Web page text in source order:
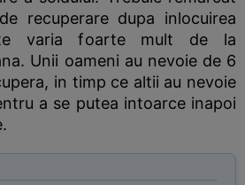
recuperare dupa inlocuirea
varia foarte mult de la
Unii oameni au nevoie de 6
in timp ce altii au nevoie
a se putea intoarce inapoi